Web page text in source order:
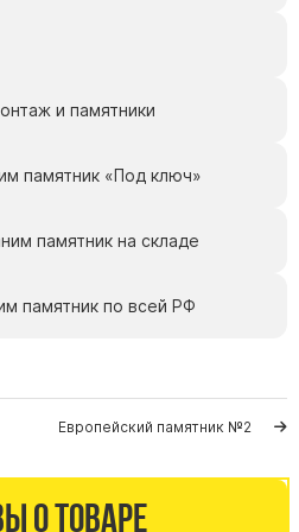
современные
черные
в виде дерева
в форме волны
Родителям
доски
и памятники
памятник «Под ключ»
памятник на складе
памятник по всей РФ
Европейский памятник №2
о товаре